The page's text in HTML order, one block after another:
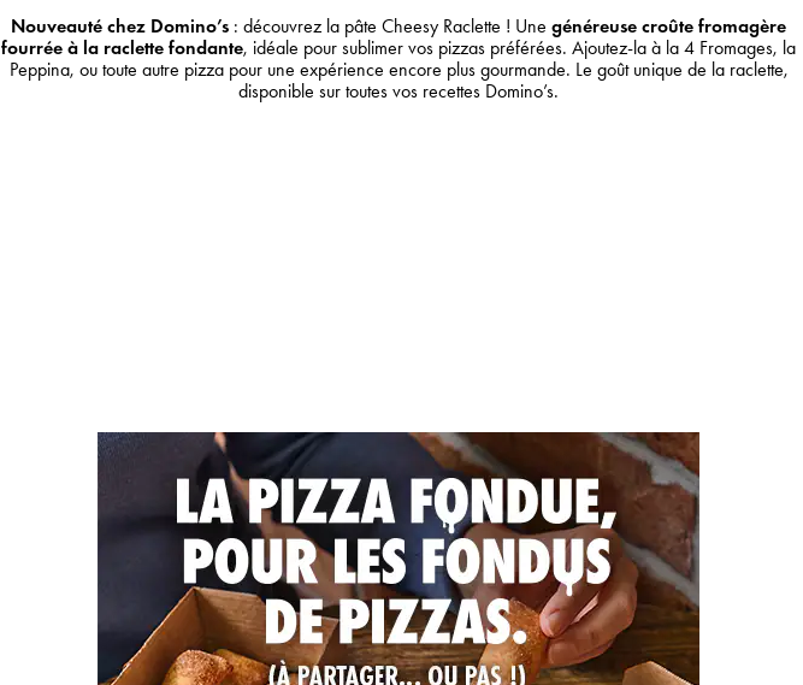
Nouveauté chez Domino’s : découvrez la pâte Cheesy Raclette ! Une généreuse croûte fromagère
fourrée à la raclette fondante, idéale pour sublimer vos pizzas préférées. Ajoutez-la à la 4 Fromages, la
Peppina, ou toute autre pizza pour une expérience encore plus gourmande. Le goût unique de la raclette,
disponible sur toutes vos recettes Domino’s.